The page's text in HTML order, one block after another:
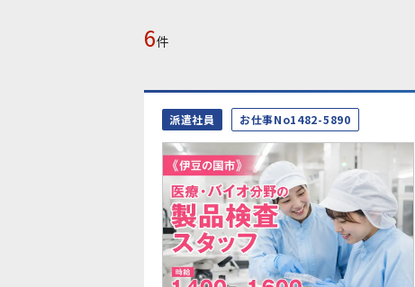
6件
派遣社員 お仕事No1482-5890